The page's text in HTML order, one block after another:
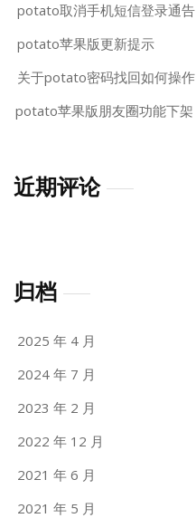
potato取消手机短信登录通告
potato苹果版更新提示
关于potato密码找回如何操作
potato苹果版朋友圈功能下架
近期评论
归档
2025 年 4 月
2024 年 7 月
2023 年 2 月
2022 年 12 月
2021 年 6 月
2021 年 5 月